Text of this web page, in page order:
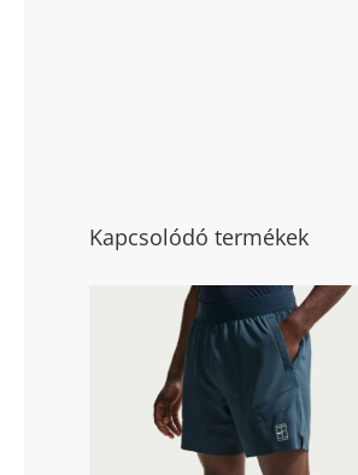
Kapcsolódó termékek
Nike Court Advantage ffi
tenisz short 6″ (15 cm)